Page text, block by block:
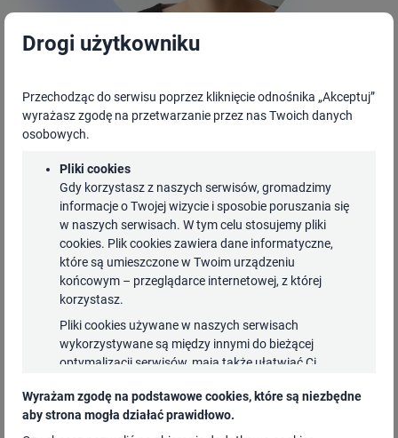
Drogi użytkowniku
Przechodząc do serwisu poprzez kliknięcie odnośnika „Akceptuj”
wyrażasz zgodę na przetwarzanie przez nas Twoich danych
osobowych.
Pliki cookies
Gdy korzystasz z naszych serwisów, gromadzimy
informacje o Twojej wizycie i sposobie poruszania się
w naszych serwisach. W tym celu stosujemy pliki
cookies. Plik cookies zawiera dane informatyczne,
które są umieszczone w Twoim urządzeniu
końcowym – przeglądarce internetowej, z której
korzystasz.
Pliki cookies używane w naszych serwisach
wykorzystywane są między innymi do bieżącej
optymalizacji serwisów, mają także ułatwiać Ci
w naszych serwisach mogą nie działać, jeżeli nie
wyrazisz zgody na instalowanie plików cookies.
Wyrażam zgodę na podstawowe cookies, które są niezbędne
aby strona mogła działać prawidłowo.
Marta Witkowska
Ekspert ds. edukacji cyfrowej, Zespół Programów
Edukacyjno-Informacyjnych, NASK-PIB
Psycholog i psychoterapeuta, ekspertka NASK-PIB.
Zajmuje się profilaktyką, diagnozą i interwencją w
obszarze zdrowia psychicznego dzieci i młodzieży,
prowadzi szkolenia dla specjalistów w zakresie
rozwoju i zagrożeń okresu adolescencji i
funkcjonowania nastolatków w sieci. Autorka
profilaktycznych, kursów e-learningowych) z
zakresu bezpieczeństwa dzieci i młodzieży w